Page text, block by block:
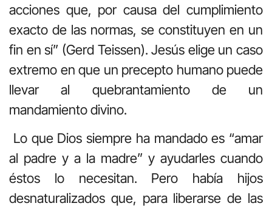
acciones que, por causa del cumplimiento
exacto de las normas, se constituyen en un
fin en sí” (Gerd Teissen). Jesús elige un caso
extremo en que un precepto humano puede
llevar al quebrantamiento de un
mandamiento divino.
Lo que Dios siempre ha mandado es “amar
al padre y a la madre” y ayudarles cuando
éstos lo necesitan. Pero había hijos
desnaturalizados que, para liberarse de las